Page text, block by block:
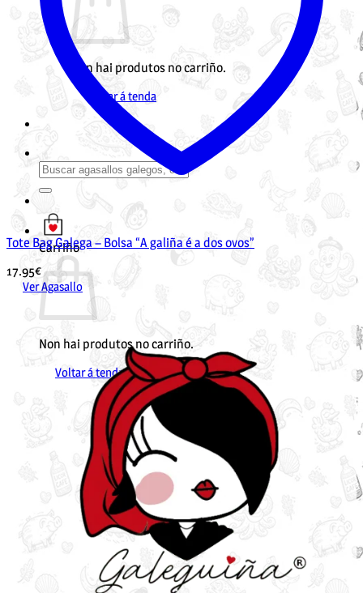
Non hai produtos no carriño.
Voltar á tenda
Buscar
por:
Carriño
Non hai produtos no carriño.
Voltar á tenda
Tote Bag Galega – Bolsa “A galiña é a dos ovos”
17.95€
Ver Agasallo